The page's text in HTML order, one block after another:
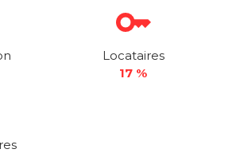
Locataires
17 %